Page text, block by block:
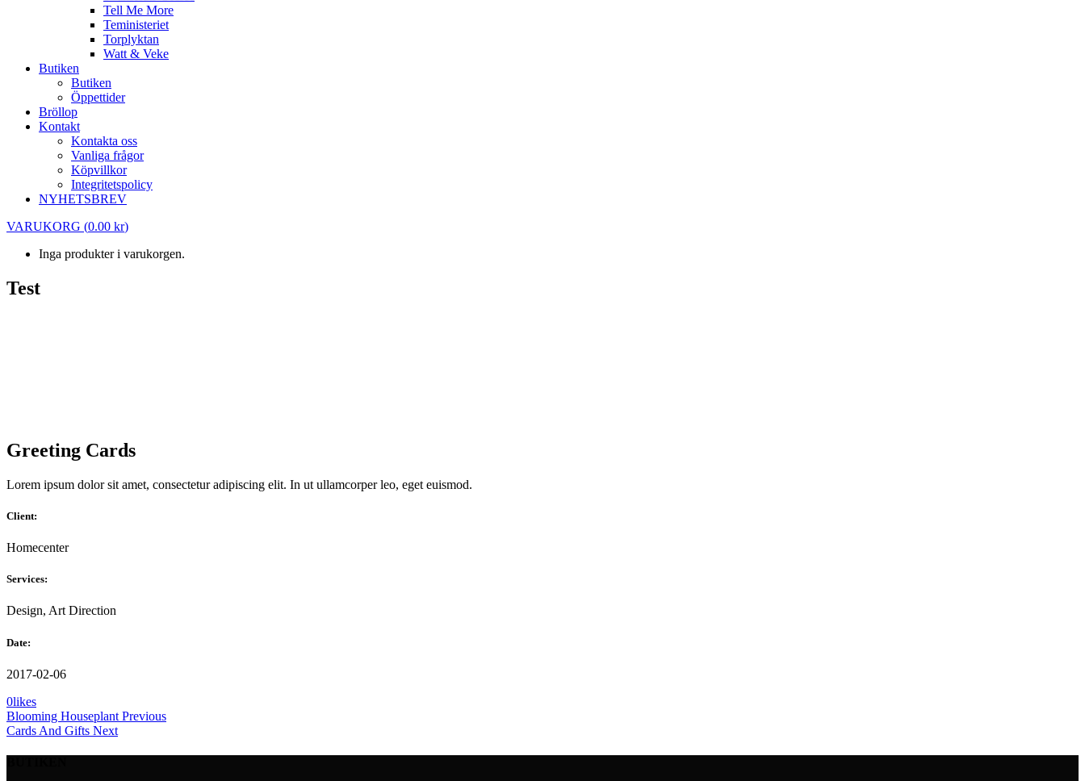
Tell Me More
Teministeriet
Torplyktan
Watt & Veke
Butiken
Butiken
Öppettider
Bröllop
Kontakt
Kontakta oss
Vanliga frågor
Köpvillkor
Integritetspolicy
NYHETSBREV
VARUKORG (0.00 kr)
Inga produkter i varukorgen.
Test
Greeting Cards
Lorem ipsum dolor sit amet, consectetur adipiscing elit. In ut ullamcorper leo, eget euismod.
Client:
Homecenter
Services:
Design, Art Direction
Date:
2017-02-06
0likes
Blooming Houseplant Previous
Cards And Gifts Next